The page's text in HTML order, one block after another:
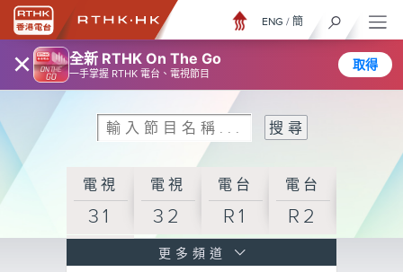
× 全新 RTHK On The Go
一手掌握 RTHK 電台、電視節目
取得
ENG / 簡
電視
31
電視
32
電台
R1
電台
R2
更多頻道